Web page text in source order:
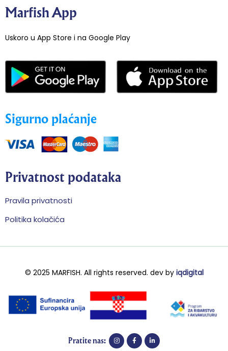
Marfish App
Uskoro u App Store i na Google Play
Sigurno plaćanje
Privatnost podataka
Pravila privatnosti
Politika kolačića
© 2025 MARFISH. All rights reserved. dev byiqdigital
Pratite nas: